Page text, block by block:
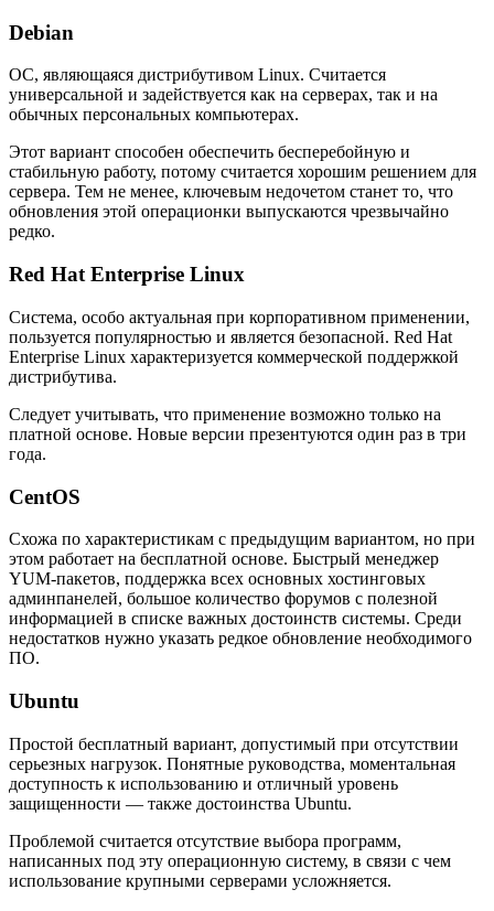
Debian
ОС, являющаяся дистрибутивом Linux. Считается
универсальной и задействуется как на серверах, так и на
обычных персональных компьютерах.
Этот вариант способен обеспечить бесперебойную и
стабильную работу, потому считается хорошим решением для
сервера. Тем не менее, ключевым недочетом станет то, что
обновления этой операционки выпускаются чрезвычайно
редко.
Red Hat Enterprise Linux
Система, особо актуальная при корпоративном применении,
пользуется популярностью и является безопасной. Red Hat
Enterprise Linux характеризуется коммерческой поддержкой
дистрибутива.
Следует учитывать, что применение возможно только на
платной основе. Новые версии презентуются один раз в три
года.
CentOS
Схожа по характеристикам с предыдущим вариантом, но при
этом работает на бесплатной основе. Быстрый менеджер
YUM-пакетов, поддержка всех основных хостинговых
админпанелей, большое количество форумов с полезной
информацией в списке важных достоинств системы. Среди
недостатков нужно указать редкое обновление необходимого
ПО.
Ubuntu
Простой бесплатный вариант, допустимый при отсутствии
серьезных нагрузок. Понятные руководства, моментальная
доступность к использованию и отличный уровень
защищенности — также достоинства Ubuntu.
Проблемой считается отсутствие выбора программ,
написанных под эту операционную систему, в связи с чем
использование крупными серверами усложняется.